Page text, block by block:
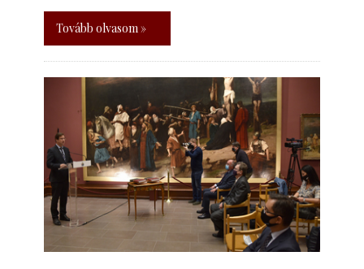
Tovább olvasom »